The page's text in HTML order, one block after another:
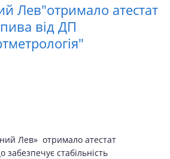
Лев"отримало атестат
від ДП
Лев» отримало атестат
стабільність